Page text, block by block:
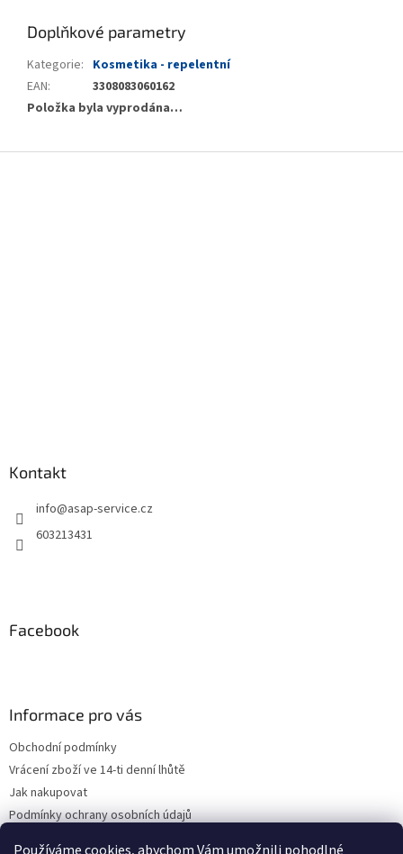
Doplňkové parametry
Kategorie: Kosmetika - repelentní
EAN:
3308083060162
Položka byla vyprodána…
Kontakt
info@asap-service.cz
603213431
Facebook
Informace pro vás
Obchodní podmínky
Vrácení zboží ve 14-ti denní lhůtě
Jak nakupovat
Podmínky ochrany osobních údajů